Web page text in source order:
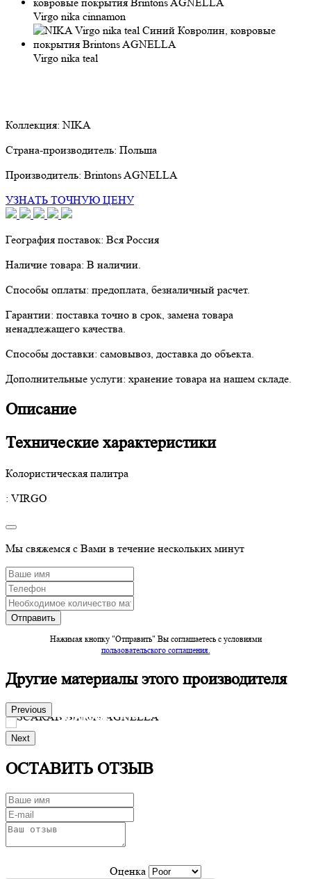
Virgo nika cinnamon
Virgo nika teal
Коллекция:NIKA
Страна-производитель: Польша
Производитель: Brintons AGNELLA
УЗНАТЬ ТОЧНУЮ ЦЕНУ
География поставок: Вся Россия
Наличие товара: В наличии.
Способы оплаты: предоплата, безналичный расчет.
Гарантии: поставка точно в срок, замена товара
ненадлежащего качества.
Способы доставки: самовывоз, доставка до объекта.
Дополнительные услуги: хранение товара на нашем складе.
Описание
Технические характеристики
Колористическая палитра
: VIRGO
Мы свяжемся с Вами в течение нескольких минут
Нажимая кнопку "Отправить" Вы соглашаетесь c условиями
пользовательского соглашения.
Другие материалы этого производителя
Previous
SCARAB
Производитель:
Next
ОСТАВИТЬ ОТЗЫВ
Оценка